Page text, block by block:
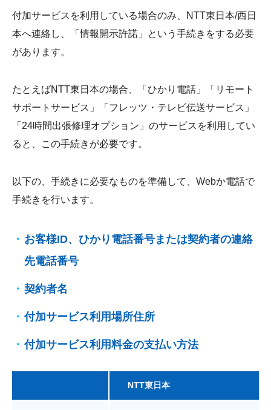
付加サービスを利用している場合のみ、NTT東日本/西日
本へ連絡し、「情報開示許諾」という手続きをする必要
があります。
たとえばNTT東日本の場合、「ひかり電話」「リモート
サポートサービス」「フレッツ・テレビ伝送サービス」
「24時間出張修理オプション」のサービスを利用してい
ると、この手続きが必要です。
以下の、手続きに必要なものを準備して、Webか電話で
手続きを行います。
お客様ID、ひかり電話番号または契約者の連絡
先電話番号
契約者名
付加サービス利用場所住所
付加サービス利用料金の支払い方法
NTT東日本